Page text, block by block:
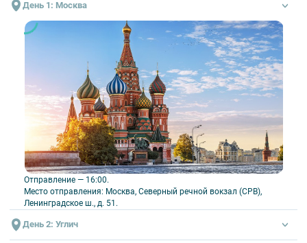
Казань— современная столица Татарстана на берегу Волги, где
величественная архитектура, включая Казанский кремль,
гармонично сочетает восточные и европейские традиции, а
многонациональный город славится своей спортивной
инфраструктурой, университетами и культурным многообразием.
— древний город на берегу Камы с богатой историей и
прекрасно сохранившейся архитектурой XVIII-XIX веков,
известный своими историческими памятниками, включая
“Чертово городище” и ансамбль Никольской церкви.
Ярославль— древний город на Волге с тысячелетней историей,
входящий в «Золотое кольцо России» и известный своим
прекрасно сохранившимся историческим центром, включённым
в список Всемирного наследия ЮНЕСКО.
Нижний Новгород— крупнейший исторический мегаполис
Поволжья, раскинувшийся на месте слияния Оки и Волги,
торговыми рядами и купеческой архитектурой, а также важный
День 1: Москва
Отправление — 16:00.
Место отправления: Москва, Северный речной вокзал (СРВ),
Ленинградское ш., д. 51.
День 2: Углич